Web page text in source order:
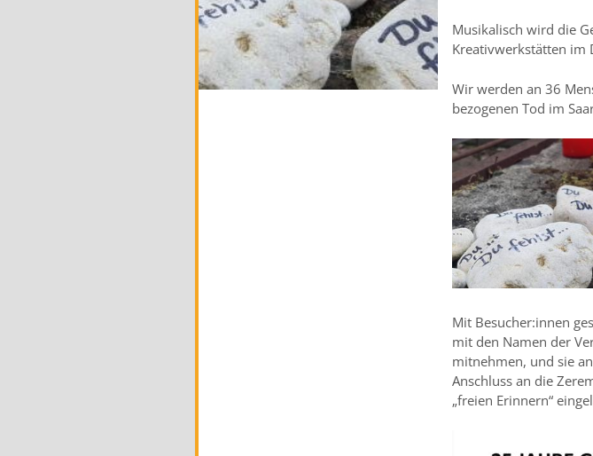
Musikalisch wird die
Kreativwerkstätten im
Wir werden an 36
bezogenen Tod im
Mit Besucher:innen
mit den Namen der
mitnehmen, und sie
Anschluss an die
„freien Erinnern“